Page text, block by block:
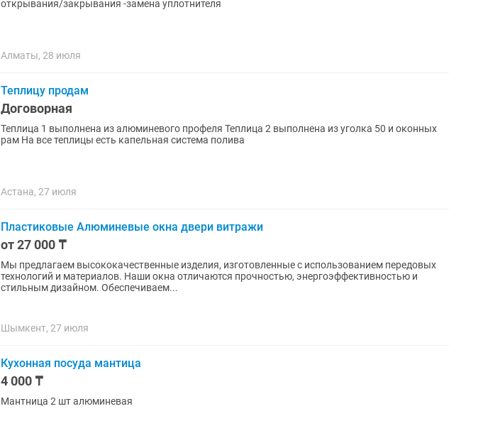
открывания/закрывания -замена уплотнителя
Алматы, 28 июля
Теплицу продам
Договорная
Теплица 1 выполнена из алюминевого профеля Теплица 2 выполнена из уголка 50 и оконных
рам На все теплицы есть капельная система полива
Астана, 27 июля
Пластиковые Алюминевые окна двери витражи
от 27 000 ₸
Мы предлагаем высококачественные изделия, изготовленные с использованием передовых
технологий и материалов. Наши окна отличаются прочностью, энергоэффективностью и
стильным дизайном. Обеспечиваем...
Шымкент, 27 июля
Кухонная посуда мантица
4 000 ₸
Мантница 2 шт алюминевая